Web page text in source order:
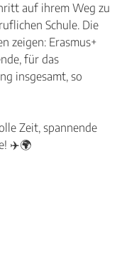
auf ihrem Weg zu
Schule. Die
zeigen: Erasmus+
für das
insgesamt, so
Zeit, spannende
✈️🌍